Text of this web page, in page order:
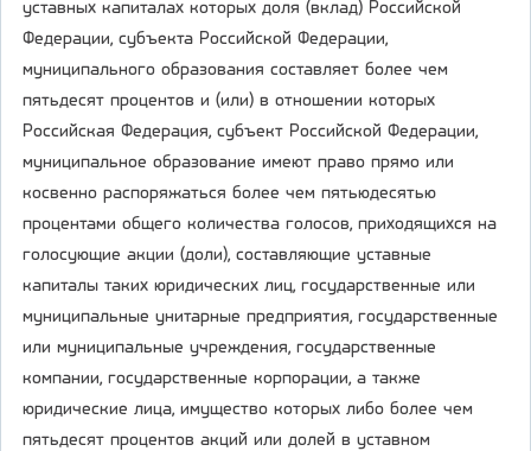
уставных капиталах которых доля (вклад) Российской
Федерации, субъекта Российской Федерации,
муниципального образования составляет более чем
пятьдесят процентов и (или) в отношении которых
Российская Федерация, субъект Российской Федерации,
муниципальное образование имеют право прямо или
косвенно распоряжаться более чем пятьюдесятью
процентами общего количества голосов, приходящихся на
голосующие акции (доли), составляющие уставные
капиталы таких юридических лиц, государственные или
муниципальные унитарные предприятия, государственные
или муниципальные учреждения, государственные
компании, государственные корпорации, а также
юридические лица, имущество которых либо более чем
пятьдесят процентов акций или долей в уставном